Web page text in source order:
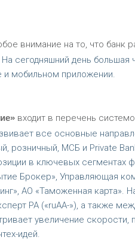
внимание на то, что банк
сегодняшний день большая
и мобильном приложении.
входит в перечень
все основные
розничный, МСБ и Private
в ключевых сегментах
Брокер», Управляющая
АО «Таможенная карта».
РА («ruAA-»), а также
увеличение
идей.